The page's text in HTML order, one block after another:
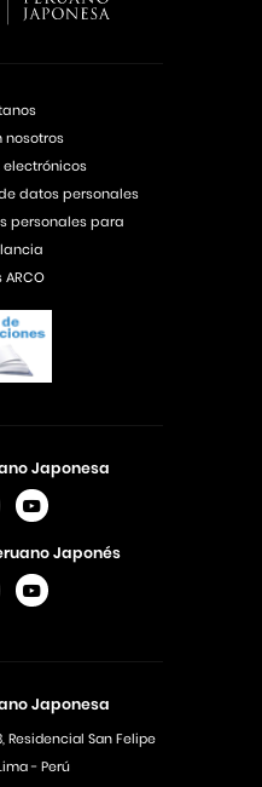
Japonesa
Residencial San Felipe
- Perú
Japonesa
Japonés
nosotros
datos personales
personales para